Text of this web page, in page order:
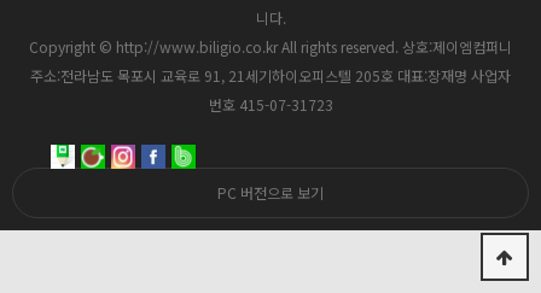
니다.
Copyright © http://www.biligio.co.kr All rights reserved. 상호:제이엠컴퍼니
주소:전라남도 목포시 교육로 91, 21세기하이오피스텔 205호 대표:장재명 사업자
번호 415-07-31723
PC 버전으로 보기